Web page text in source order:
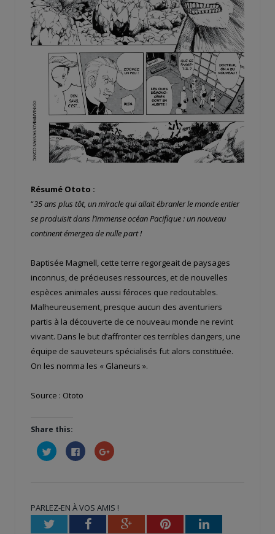
Résumé Ototo :
“35 ans plus tôt, un miracle qui allait ébranler le monde entier
se produisit dans l’immense océan Pacifique : un nouveau
continent émergea de nulle part !
Baptisée Magmell, cette terre regorgeait de paysages
inconnus, de précieuses ressources, et de nouvelles
espèces animales aussi féroces que redoutables.
Malheureusement, presque aucun des aventuriers
partis à la découverte de ce nouveau monde ne revint
vivant. Dans le but d’affronter ces terribles dangers, une
équipe de sauveteurs spécialisés fut alors constituée.
On les nomma les « Glaneurs ».
Source : Ototo
Share this:
Cliquez
pour
partager
fenêtre)
Cliquez
pour
partager
fenêtre)
Cliquez
pour
nouvelle
fenêtre)
PARLEZ-EN À VOS AMIS !
TwitterFacebookGoogle+PinterestLinkedIn